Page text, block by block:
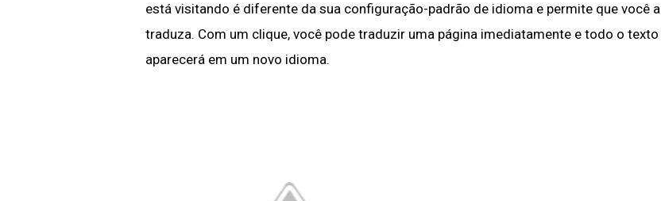
está visitando é diferente da sua configuração-padrão de idioma e permite que você a
traduza. Com um clique, você pode traduzir uma página imediatamente e todo o texto
aparecerá em um novo idioma.